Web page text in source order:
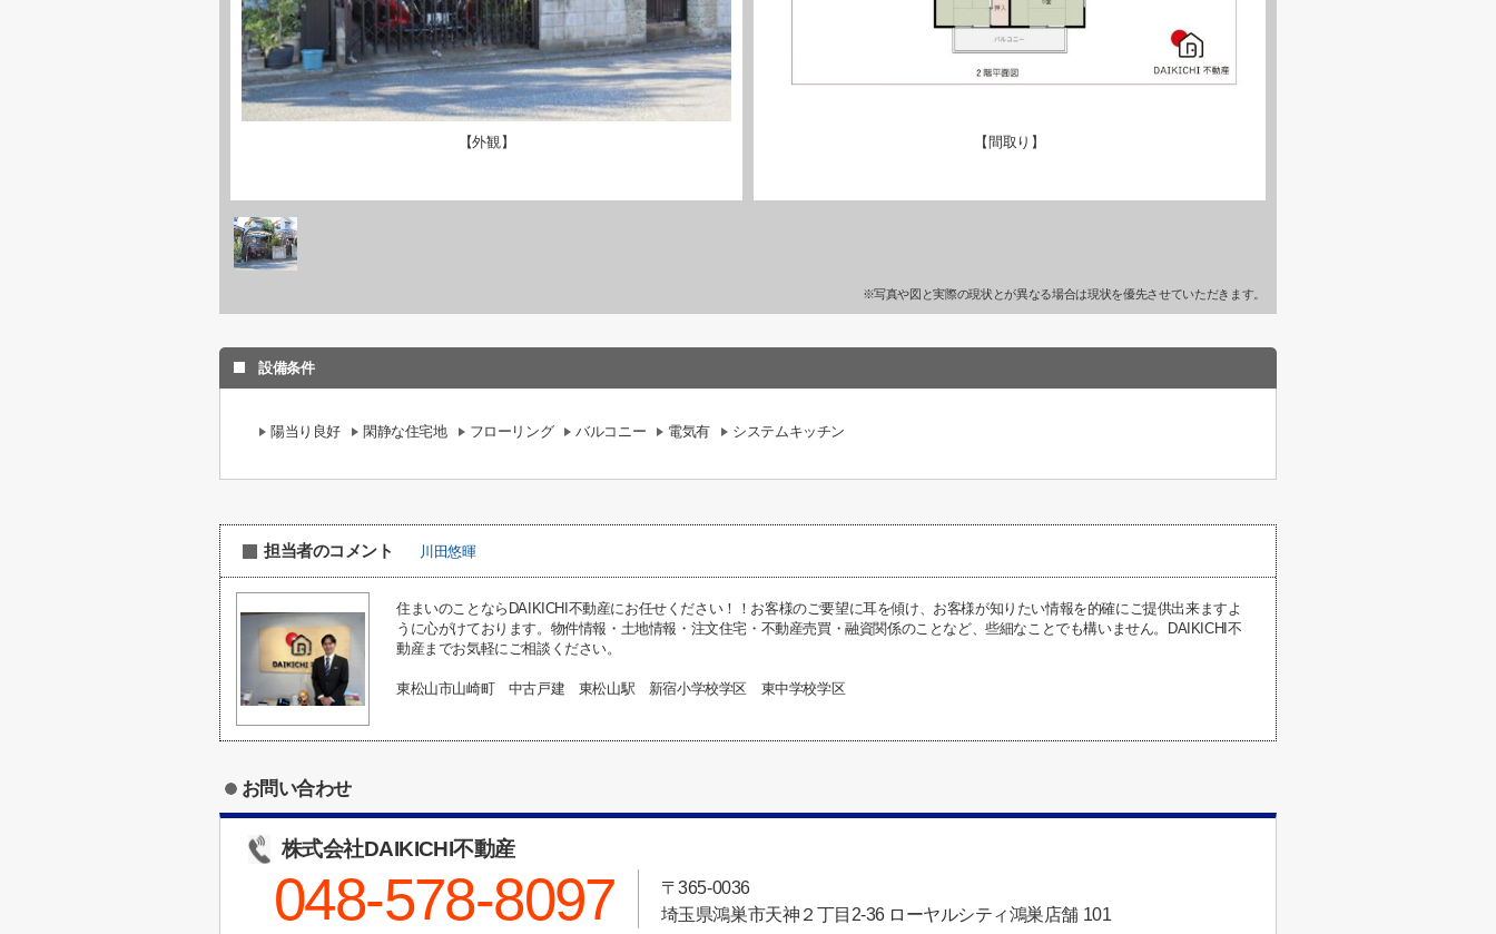
【外観】 【間取り】
※写真や図と実際の現状とが異なる場合は現状を優先させていただきます。
設備条件
陽当り良好 閑静な住宅地 フローリング バルコニー 電気有 システムキッチン
担当者のコメント 川田悠暉
住まいのことならDAIKICHI不動産にお任せください！！お客様のご要望に耳を傾け、お客様が知りたい情報を的確にご提供出来ますよ
うに心がけております。物件情報・土地情報・注文住宅・不動産売買・融資関係のことなど、些細なことでも構いません。DAIKICHI不
動産までお気軽にご相談ください。
東松山市山崎町 中古戸建 東松山駅 新宿小学校学区 東中学校学区
お問い合わせ
株式会社DAIKICHI不動産
048-578-8097
〒365-0036
埼玉県鴻巣市天神２丁目2-36 ローヤルシティ鴻巣店舗 101